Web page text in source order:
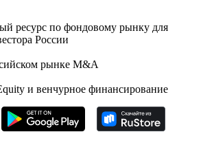
ресурс по фондовому рынку для
России
рынке M&A
и венчурное финансирование